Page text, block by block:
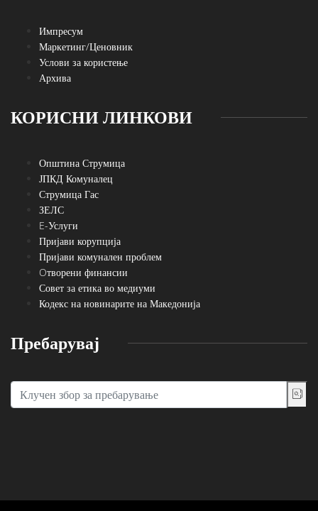
Импресум
Маркетинг/Ценовник
Услови за користење
Архива
КОРИСНИ ЛИНКОВИ
Општина Струмица
ЈПКД Комуналец
Струмица Гас
ЗЕЛС
E-Услуги
Пријави корупција
Пријави комунален проблем
Oтворени финансии
Совет за етика во медиуми
Кодекс на новинарите на Македонија
Пребарувај